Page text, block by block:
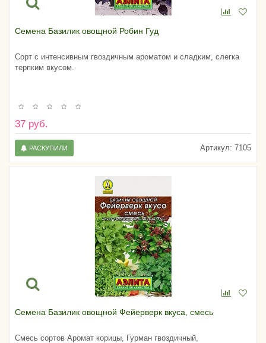
Семена Базилик овощной Робин Гуд
Сорт с интенсивным гвоздичным ароматом и сладким, слегка
терпким вкусом.
37 руб.
Артикул: 7105
РАСКУПИЛИ
Семена Базилик овощной Фейерверк вкуса, смесь
Смесь сортов Аромат корицы, Гурман гвоздичный,